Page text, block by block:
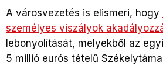
A városvezetés is elismeri, hogy
személyes viszályok
lebonyolítását, melyekből az
5 millió eurós tételű